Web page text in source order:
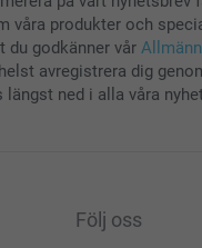
våra produkter och
du godkänner vår
avregistrera dig
längst ned i alla våra
Följ oss